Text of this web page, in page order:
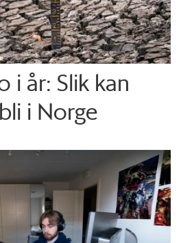
i år: Slik kan
i Norge